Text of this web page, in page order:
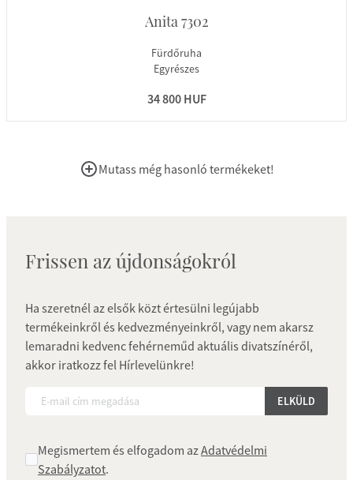
Anita 7302
Fürdőruha
Egyrészes
34 800 HUF
Mutass még hasonló termékeket!
Frissen az újdonságokról
Ha szeretnél az elsők közt értesülni legújabb
termékeinkről és kedvezményeinkről, vagy nem akarsz
lemaradni kedvenc fehérneműd aktuális divatszínéről,
akkor iratkozz fel Hírlevelünkre!
ELKÜLD
Megismertem és elfogadom azAdatvédelmi
Szabályzatot.